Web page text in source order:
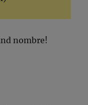
nombre!